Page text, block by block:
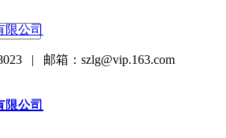
| 邮箱：szlg@vip.163.com